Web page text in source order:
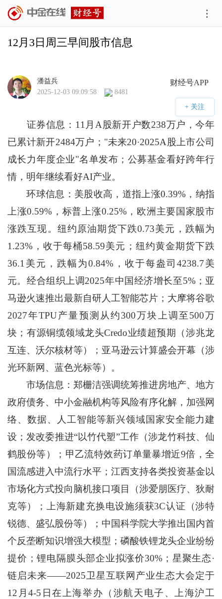
12月3日周三早间股市信息
财经号APP
潘益兵
2025-12-03 09:09:58
8481
证券信息：11月A股新开户数238万户，今年
已累计新开2484万户；"未来20·2025A股上市公司
成长力年度企业"名单发布；公募基金看好跨年行
情，明年继续看好AI产业。
环球信息：美股收高，道指上涨0.39%，纳指
上涨0.59%，标普上涨0.25%，欧洲主要国家股市
涨跌互现。纽约原油期货下跌0.73美元，跌幅为
1.23%，收于每桶58.59美元；纽约黄金期货下跌
36.1美元，跌幅为0.84%，收于每盎司4238.7美
元。经合组织上调2025年中国经济增长至5%；亚
马逊火速推出最新自研人工智能芯片；大摩将谷歌
2027年TPU产量预测从约300万块上调至500万
块；有源铜缆领域龙头Credo业绩超预期（涉兆龙
互连、沃尔核材等）；亚马逊云计算盛会开幕（涉
光环新网、蓝色光标等）。
市场信息：郑栅洁强调统筹推进房地产、地方
政府债务、中小金融机构等风险有序化解，加强网
络、数据、人工智能等新兴领域国家安全能力建
设；发改委推进“以竹代塑”工作（涉龙竹科技、仙
鹤股份等）；甲乙流特效药订单量暴增近9倍，全
国流感进入中流行水平；江西支持各类投资基金以
市场化方式投向脑机接口项目（涉爱朋医疗、狄耐
克等）；上海新建充换电设施须获3C认证（涉特
锐德、盛弘股份等）；中国科学院大学推出国内首
个反垄断知识增强大模型；磷酸铁锂龙头企业纷纷
提价；锂电隔膜头部企业拟涨价30%；星聚生态·
链启未来——2025卫星互联网产业生态大会定于
12月4-5日在上海举办（涉航天电子、上海沪工